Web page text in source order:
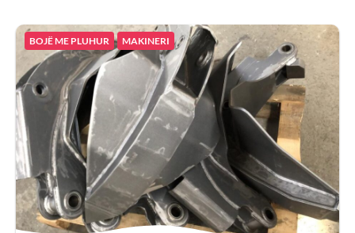
BOJË ME PLUHUR MAKINERI